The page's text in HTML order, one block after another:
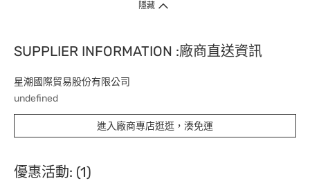
隱藏
SUPPLIER INFORMATION :廠商直送資訊
星潮國際貿易股份有限公司
undefined
進入廠商專店逛逛，湊免運
優惠活動: (1)